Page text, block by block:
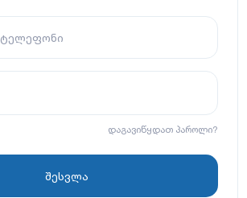
ტელეფონი
დაგავიწყდათ პაროლი?